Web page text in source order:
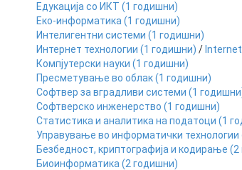
ФИНКИ LIVE
ЦЕНТРИ
АЛУМНИ
Едукација со ИКТ (1 годишни)
Еко-информатика (1 годишни)
Интелигентни системи (1 годишни)
Интернет технологии (1 годишни) /
Компјутерски науки (1 годишни)
Пресметување во облак(1 годишни)
Софтвер за вградливи системи (1
Софтверско инженерство (1 годишни)
Статистика и аналитика на податоци (1
Управување во информатички технологии
Безбедност, криптографија и кодирање (2
Биоинформатика (2 годишни)